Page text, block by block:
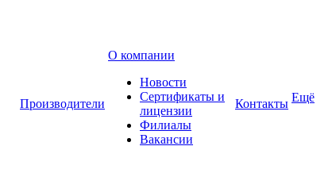
Производители
О компании
Новости
Сертификаты и
лицензии
Филиалы
Вакансии
Контакты Ещё